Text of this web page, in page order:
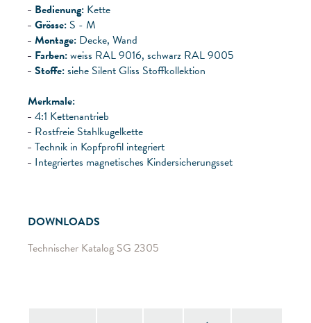
Bedienung: Kette
Grösse: S - M
Montage: Decke, Wand
Farben:weiss RAL 9016, schwarz RAL 9005
Stoffe:siehe Silent Gliss Stoffkollektion
Merkmale:
4:1 Kettenantrieb
Rostfreie Stahlkugelkette
Technik in Kopfprofil integriert
Integriertes magnetisches Kindersicherungsset
DOWNLOADS
Technischer Katalog SG 2305